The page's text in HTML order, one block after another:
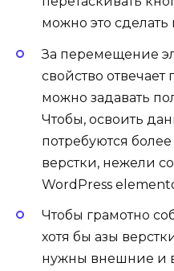
можно это сделать
За перемещение
свойство отвечает
можно задавать
Чтобы, освоить
потребуются
верстки, нежели
WordPress
Чтобы грамотно
хотя бы азы
нужны внешние и